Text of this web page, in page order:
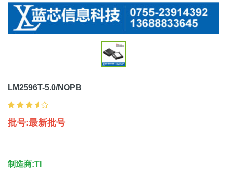
LM2596T-5.0/NOPB
批号:最新批号
制造商:TI